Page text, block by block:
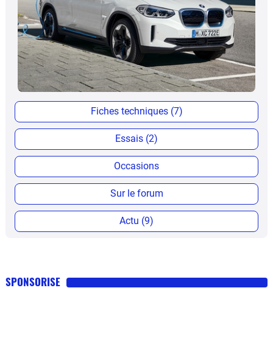
Fiches techniques (7)
Essais (2)
Occasions
Sur le forum
Actu (9)
SPONSORISE